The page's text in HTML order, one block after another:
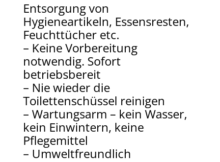
Entsorgung von
Hygieneartikeln, Essensresten,
Feuchttücher etc.
– Keine Vorbereitung
notwendig. Sofort
betriebsbereit
– Nie wieder die
Toilettenschüssel reinigen
– Wartungsarm – kein Wasser,
kein Einwintern, keine
Pflegemittel
– Umweltfreundlich